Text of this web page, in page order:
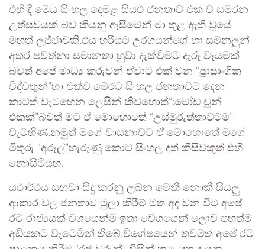
එහි දී මෙය සිංහල දෙමළ සියළු ජනතාව එක් ව සමරන
උත්සවයක් බව කියනු ඇසීමෙන් මා තුළ ඇති වූයේ
මහත් ලජ්ජාවකි.එය හරියට උරගයන්ගේ හා සමනලුන්
අතර පවත්නා සමානතා හුවා දැක්වීමට දැරූ වෑයමක්
බවත් අපේ මාධ්‍ය කරුවන් ඒවාට එක් වන “ප්‍රාසාංගික
විද්වතුන්”හා එක්ව මෙරට සිංහල ජනතාවට දෙන
කාටත් වැටහෙන ලෙසින් කිවහොත්”:මෝඩ චූන්
එකක්”බවත් මට ඒ මොහොතේ “උස්මුරුත්තාවටම”
වැටහිණ.නමුත් මගේ වාසනාවට ඒ මොහොතේ මගේ
මිතුරු “අරූල්”හැරුණු කොට සිංහල දත් කිසිවකුත් එහි
නොසිටියහ.
යථාර්ථය සඟවා සිදු කරනු ලබන මෙකී නොකී සියලු
ආකාර වල ජනතාව මුලා කිරීම් මත අද වන විට අපේ
රට රාජ්‍යයක් වශයෙන්ම ඉතා වේගයෙන් ලොව පහත්ම
අඩියකට වැටෙමින් තිබේ.විශේෂයෙන් තවමත් අපේ රට